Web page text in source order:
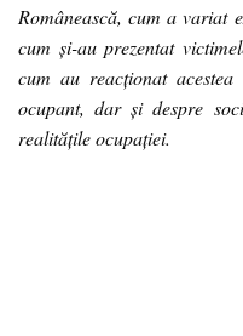
Românească, cum a variat
cum și-au prezentat
cum au reacționat
ocupant, dar și despre
realitățile ocupației.